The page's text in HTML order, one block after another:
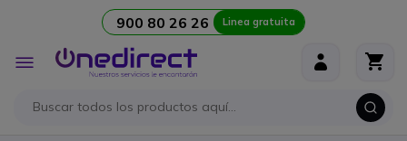
900 80 26 26 Linea gratuita
Toggle
Nav